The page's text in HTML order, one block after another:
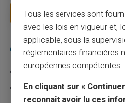
Lire la suite
Catégories
Carte prépayée
Escroquerie
Tous les services sont
avec les lois en vigueur et,
applicable, sous la
réglementaires financières
européennes compétentes.
En cliquant sur «
reconnaît avoir lu ces